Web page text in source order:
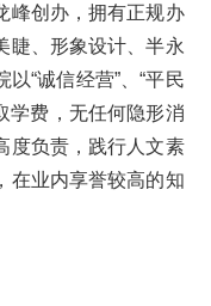
峰创办，拥有正规办
睫、形象设计、半永
“诚信经营”、“平民
学费，无任何隐形消
度负责，践行人文素
在业内享誉较高的知